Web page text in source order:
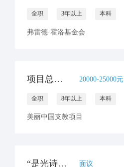
全职 3年以上 本科
弗雷德·霍洛基金会
项目总监(昆明/南宁） 20000-25000元
全职 8年以上 本科
美丽中国支教项目
“是光诗歌”项目专员招聘 （云南大理） 面议